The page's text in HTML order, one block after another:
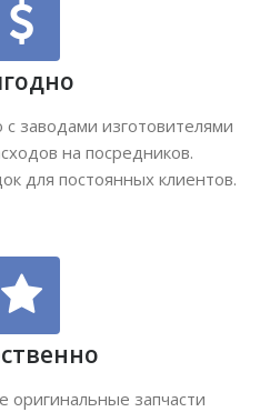
заводами изготовителями
на посредников.
для постоянных клиентов.
запчасти